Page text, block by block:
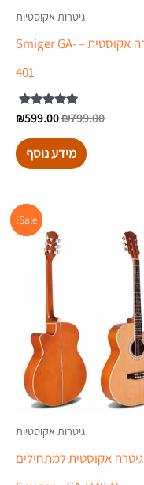
גיטרות אקוסטיות
גיטרה אקוסטית – Smiger GA-
401
דורג
5.00
מתוך 5
₪799.00
₪599.00
מידע נוסף
Sale!
גיטרות אקוסטיות
גיטרה אקוסטית למתחילים
המחיר
המקורי
היה:
₪878.00.